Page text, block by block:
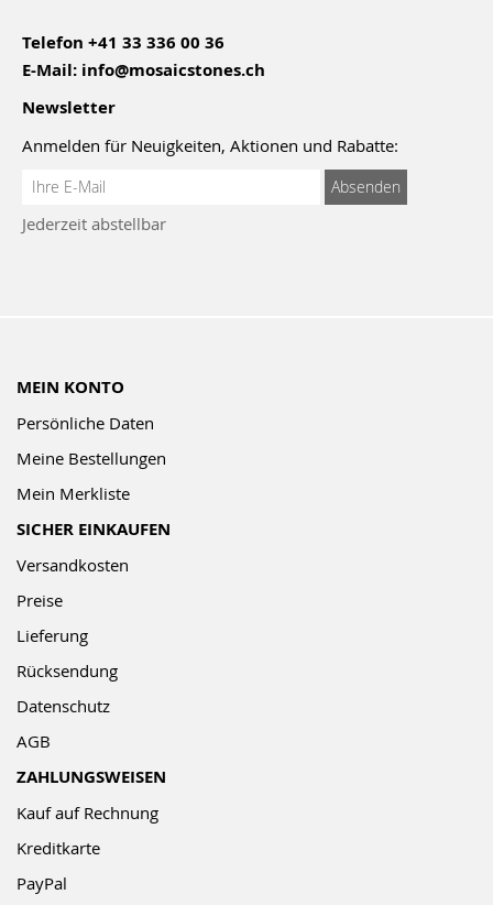
Telefon +41 33 336 00 36
E-Mail: info@mosaicstones.ch
Newsletter
Anmelden für Neuigkeiten, Aktionen und Rabatte:
Anmeldung
Newsletter:
Absenden
Jederzeit abstellbar
MEIN KONTO
Persönliche Daten
Meine Bestellungen
Mein Merkliste
SICHER EINKAUFEN
Versandkosten
Preise
Lieferung
Rücksendung
Datenschutz
AGB
ZAHLUNGSWEISEN
Kauf auf Rechnung
Kreditkarte
PayPal